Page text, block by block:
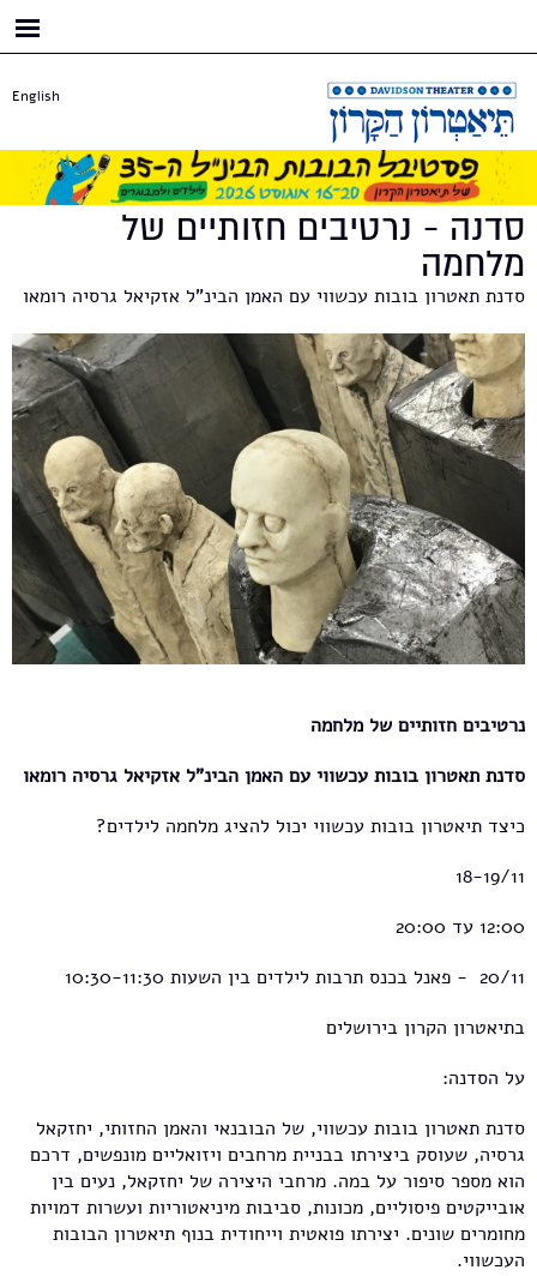
English
סדנה - נרטיבים חזותיים של
מלחמה
סדנת תאטרון בובות עכשווי עם האמן הבינ"ל אזקיאל גרסיה רומאו
נרטיבים חזותיים של מלחמה
סדנת תאטרון בובות עכשווי עם האמן הבינ"ל אזקיאל גרסיה רומאו
כיצד תיאטרון בובות עכשווי יכול להציג מלחמה לילדים?
18-19/11
12:00 עד 20:00
20/11 - פאנל בכנס תרבות לילדים בין השעות 10:30-11:30
בתיאטרון הקרון בירושלים
על הסדנה:
סדנת תאטרון בובות עכשווי, של הבובנאי והאמן החזותי, יחזקאל
גרסיה, שעוסק ביצירתו בבניית מרחבים ויזואליים מונפשים, דרכם
הוא מספר סיפור על במה. מרחבי היצירה של יחזקאל, נעים בין
אובייקטים פיסוליים, מכונות, סביבות מיניאטוריות ועשרות דמויות
מחומרים שונים. יצירתו פואטית וייחודית בנוף תיאטרון הבובות
העכשווי.